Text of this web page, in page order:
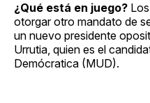
¿Qué está en juego?
otorgar otro mandato de
un nuevo presidente
Urrutia, quien es el
Demócratica (MUD).